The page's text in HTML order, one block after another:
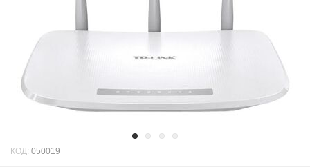
КОД: 050019